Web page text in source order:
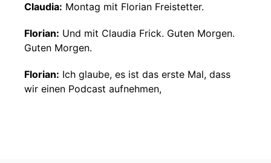
Claudia: Montag mit Florian Freistetter.
Florian: Und mit Claudia Frick. Guten Morgen.
Guten Morgen.
Florian: Ich glaube, es ist das erste Mal, dass
wir einen Podcast aufnehmen,